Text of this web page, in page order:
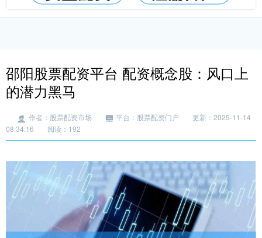
邵阳股票配资平台 配资概念股：风口上
的潜力黑马
作者：股票配资市场 平台：股票配资门户
更新：2025-11-14
08:34:16
阅读：192